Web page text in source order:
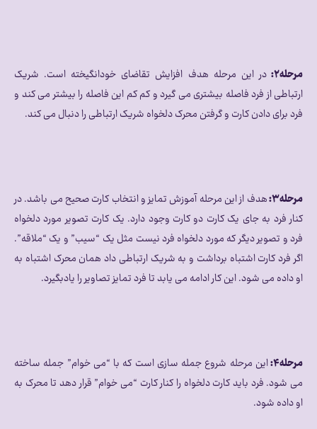
مرحله۲:
در این مرحله هدف افزایش تقاضای خودانگیخته است. شریک
ارتباطی از فرد فاصله بیشتری می گیرد و کم کم این فاصله را بیشتر می کند و
فرد برای دادن کارت و گرفتن محرک دلخواه شریک ارتباطی را دنبال می کند.
مرحله۳:
هدف از این مرحله آموزش تمایز و انتخاب کارت صحیح می باشد. در
کنار فرد به جای یک کارت دو کارت وجود دارد. یک کارت تصویر مورد دلخواه
فرد و تصویر دیگر که مورد دلخواه فرد نیست مثل یک “سیب” و یک “ملاقه”.
اگر فرد کارت اشتباه برداشت و به شریک ارتباطی داد همان محرک اشتباه به
او داده می شود. این کار ادامه می یابد تا فرد تمایز تصاویر را یادبگیرد.
مرحله۴:
این مرحله شروع جمله سازی است که با “می خوام” جمله ساخته
می شود. فرد باید کارت دلخواه را کنار کارت “می خوام” قرار دهد تا محرک به
او داده شود.